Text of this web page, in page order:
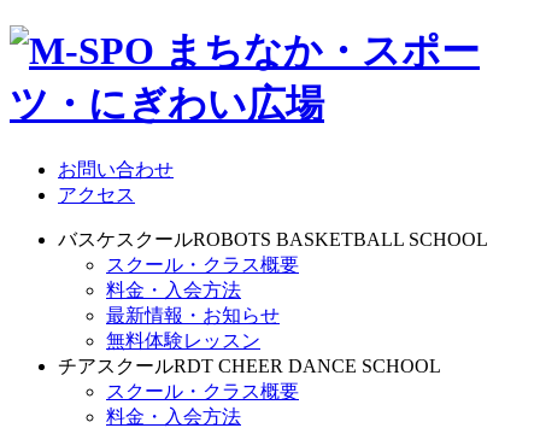
お問い合わせ
アクセス
バスケスクールROBOTS BASKETBALL SCHOOL
スクール・クラス概要
料金・入会方法
最新情報・お知らせ
無料体験レッスン
チアスクールRDT CHEER DANCE SCHOOL
スクール・クラス概要
料金・入会方法